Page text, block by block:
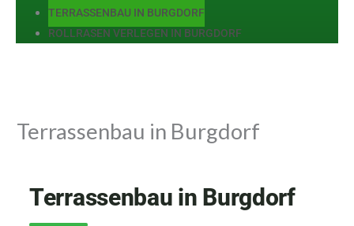
TERRASSENBAU IN BURGDORF
ROLLRASEN VERLEGEN IN BURGDORF
Terrassenbau in Burgdorf
Terrassenbau in Burgdorf